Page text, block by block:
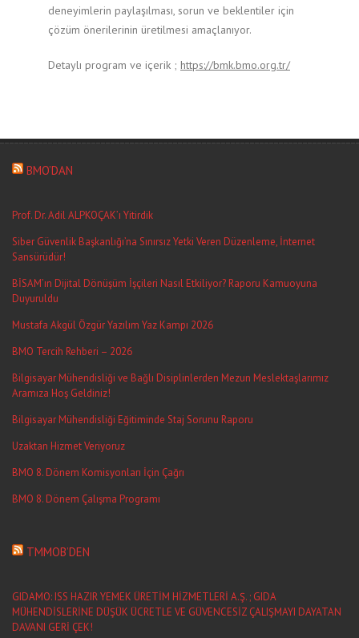
deneyimlerin paylaşılması, sorun ve beklentiler için
çözüm önerilerinin üretilmesi amaçlanıyor.
Detaylı program ve içerik ; https://bmk.bmo.org.tr/
BMO’DAN
Prof. Dr. Adil ALPKOÇAK’ı Yitirdik
Siber Güvenlik Başkanlığı’na Sınırsız Yetki Veren Düzenleme, İnternet
Sansürüdür!
BİSAM’ın Dijital Dönüşüm İşçileri Nasıl Etkiliyor? Raporu Kamuoyuna
Duyuruldu
Mustafa Akgül Özgür Yazılım Yaz Kampı 2026
BMO Tercih Rehberi – 2026
Bilgisayar Mühendisliği ve Bağlı Disiplinlerden Mezun Meslektaşlarımız
Aramıza Hoş Geldiniz!
Bilgisayar Mühendisliği Eğitiminde Staj Sorunu Raporu
Uzaktan Hizmet Veriyoruz
BMO 8. Dönem Komisyonları İçin Çağrı
BMO 8. Dönem Çalışma Programı
TMMOB’DEN
GIDAMO: ISS HAZIR YEMEK ÜRETİM HİZMETLERİ A.Ş. ; GIDA
MÜHENDİSLERİNE DÜŞÜK ÜCRETLE VE GÜVENCESİZ ÇALIŞMAYI DAYATAN
DAVANI GERİ ÇEK!